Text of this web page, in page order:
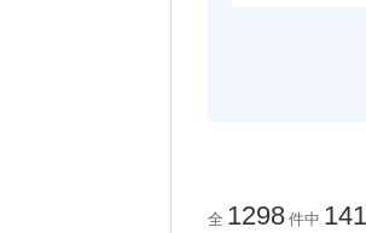
全 1298 件中